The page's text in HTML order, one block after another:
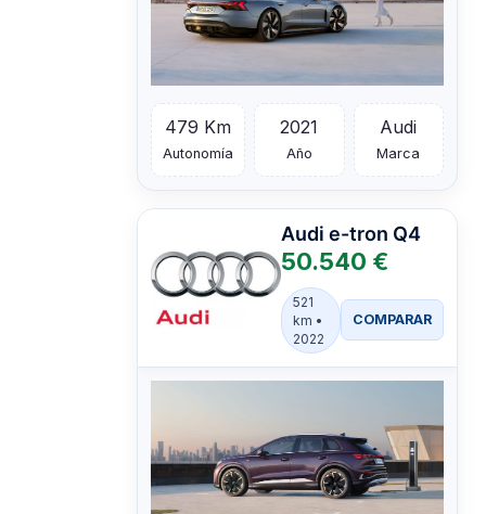
479 Km
Autonomía
2021
Año
Audi
Marca
Audi e-tron Q4
50.540 €
521
km •
2022
COMPARAR